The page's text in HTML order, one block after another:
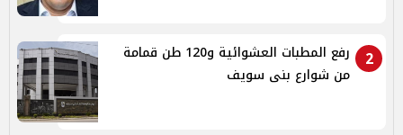
2
رفع المطبات العشوائية و120 طن قمامة
من شوارع بنى سويف